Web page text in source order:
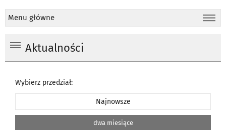
Menu główne
Aktualności
Wybierz przedział:
Najnowsze
dwa miesiące